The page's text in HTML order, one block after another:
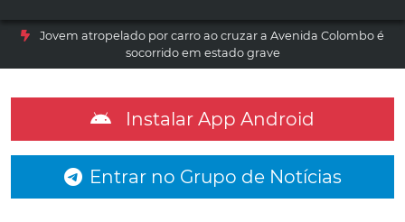
Jovem atropelado por carro ao cruzar a Avenida Colombo é
socorrido em estado grave
Instalar App Android
Entrar no Grupo de Notícias